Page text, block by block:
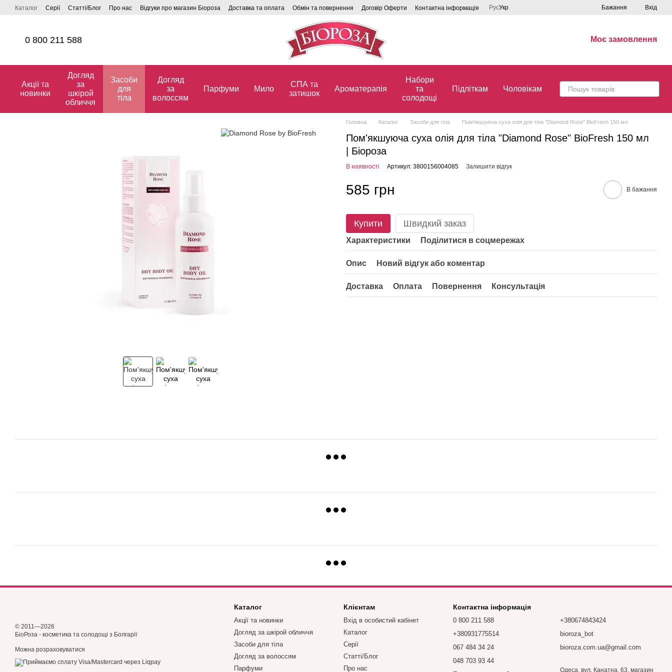
Перейти до основного контенту
Каталог Серії Статті/Блог Про нас Відгуки про магазин Біороза Доставка та оплата Обмін та повернення Договір Оферти Контактна інформація РусУкр Бажання Вхід
0 800 211 588 Моє замовлення
Акції та
новинки
Догляд
за
шкірой
обличчя
Засоби
для
тіла
Догляд
за
волоссям
Парфуми Мило
СПА та
затишок
Ароматерапія
Набори
та
солодощі
Підліткам Чоловікам
Головна Каталог Засоби для тіла Пом'якшуюча суха олія для тіла "Diamond Rose" BioFresh 150 мл
Пом'якшуюча суха олія для тіла "Diamond Rose" BioFresh 150 мл
| Біороза
В наявності Артикул: 3800156004085 Залишити відгук
585 грн В бажання
Купити Швидкий заказ
Характеристики Поділитися в соцмережах
Опис Новий відгук або коментар
Доставка Оплата Повернення Консультація
© 2011—2026
БіоРоза - косметика та солодощі з Болгарії
Можна розраховуватися
Каталог
Акції та новинки
Догляд за шкірой обличчя
Засоби для тіла
Догляд за волоссям
Парфуми
Клієнтам
Вхід в особистий кабінет
Каталог
Серії
Статті/Блог
Про нас
Контактна інформація
0 800 211 588
+380931775514
067 484 34 24
048 703 93 44
+380674843424
bioroza_bot
bioroza.com.ua@gmail.com
Одеса, вул. Канатна, 63, магазин